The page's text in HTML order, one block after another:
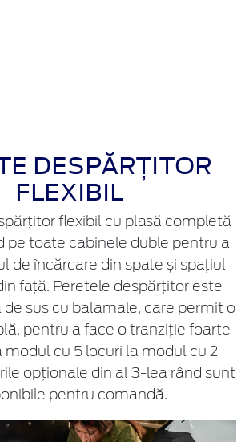
DESPĂRȚITOR
FLEXIBIL
flexibil cu plasă completă
pe toate cabinele duble pentru a
de încărcare din spate și spațiul
față. Peretele despărțitor este
de sus cu balamale, care permit o
pentru a face o tranziție foarte
modul cu 5 locuri la modul cu 2
opționale din al 3-lea rând sunt
pentru comandă.